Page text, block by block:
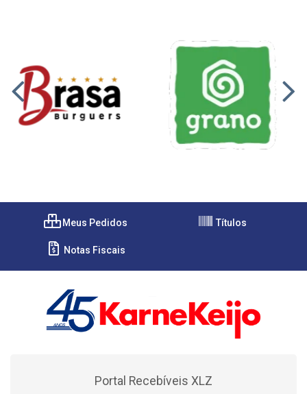
Meus Pedidos Títulos
Notas Fiscais
Portal Recebíveis XLZ